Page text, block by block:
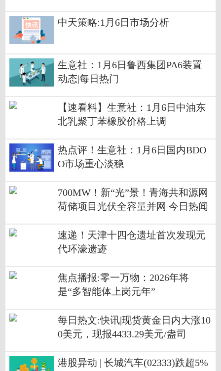
中天策略:1月6日市场分析
生意社：1月6日鲁西集团PA6装置
动态|每日热门
【速看料】生意社：1月6日中油东
北乳聚丁苯橡胶价格上调
热点评！生意社：1月6日国内BDO
O市场重心淡稳
700MW！新“光”景！青海共和源网
荷储项目光伏全容量并网 今日热闻
速递！天津十四仓遗址首次发现元
代环濠遗迹
焦点播报:零一万物：2026年将
是“多智能体上岗元年”
每日热文:快讯|现货黄金日内大涨10
0美元，现报4433.29美元/盎司
港股异动 | 长城汽车(02333)跌超5%